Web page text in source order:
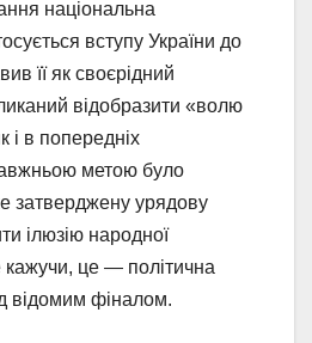
національна
вступу України до
її як своєрідний
відобразити «волю
і в попередніх
метою було
затверджену урядову
ілюзію народної
кажучи, це — політична
відомим фіналом.